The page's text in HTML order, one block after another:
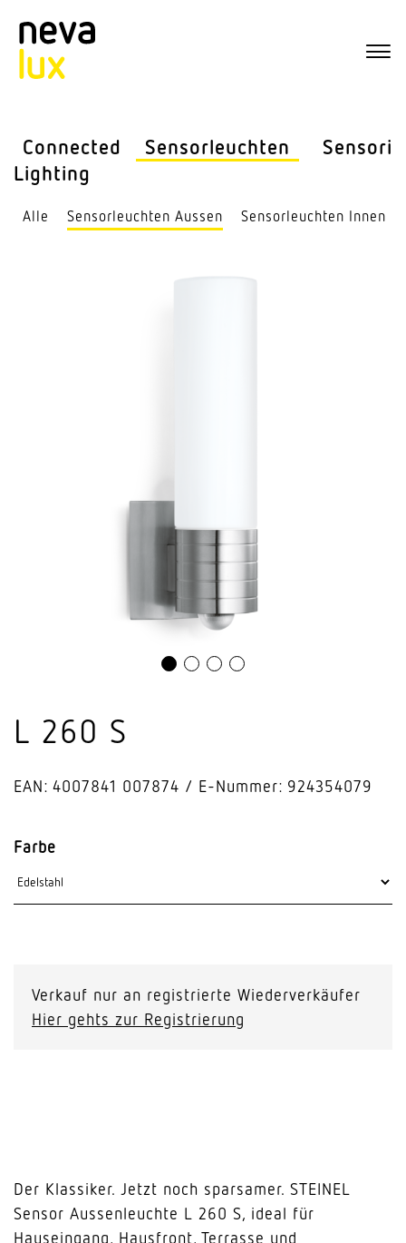
Connected
Lighting
Sensor­leuchten Sensorik
Alle Sensor­leuchten Aussen Sensor­leuchten Innen
L 260 S
EAN: 4007841 007874 E-Nummer: 924354079
Farbe
Verkauf nur an registrierte Wiederverkäufer
Hier gehts zur Registrierung
Der Klassiker. Jetzt noch sparsamer. STEINEL
Sensor Aussenleuchte L 260 S, ideal für
Hauseingang, Hausfront, Terrasse und